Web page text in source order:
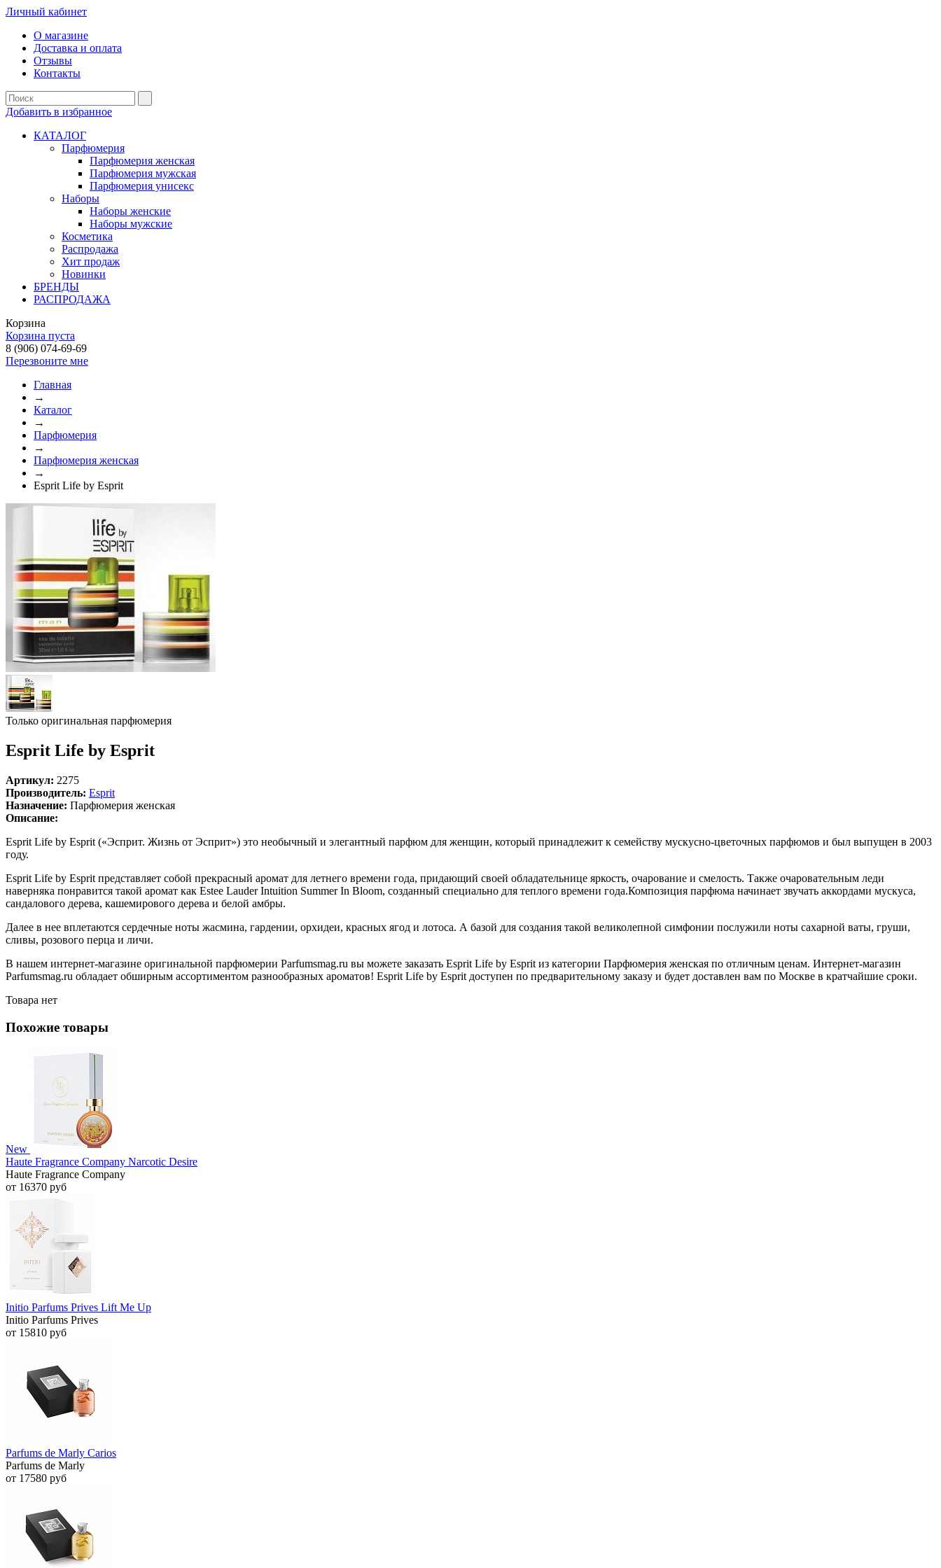
Личный кабинет
О магазине
Доставка и оплата
Отзывы
Контакты
Добавить в избранное
КАТАЛОГ
Парфюмерия
Парфюмерия женская
Парфюмерия мужская
Парфюмерия унисекс
Наборы
Наборы женские
Наборы мужские
Косметика
Распродажа
Хит продаж
Новинки
БРЕНДЫ
РАСПРОДАЖА
Корзина
Корзина пуста
8 (906) 074-69-69
Перезвоните мне
Главная
→
Каталог
→
Парфюмерия
→
Парфюмерия женская
→
Esprit Life by Esprit
Только оригинальная парфюмерия
Esprit Life by Esprit
Артикул: 2275
Производитель: Esprit
Назначение: Парфюмерия женская
Описание:
Esprit Life by Esprit («Эсприт. Жизнь от Эсприт») это необычный и элегантный парфюм для женщин, который принадлежит к семейству мускусно-цветочных парфюмов и был выпущен в 2003
году.
Esprit Life by Esprit представляет собой прекрасный аромат для летнего времени года, придающий своей обладательнице яркость, очарование и смелость. Также очаровательным леди
наверняка понравится такой аромат как Estee Lauder Intuition Summer In Bloom, созданный специально для теплого времени года.Композиция парфюма начинает звучать аккордами мускуса,
сандалового дерева, кашемирового дерева и белой амбры.
Далее в нее вплетаются сердечные ноты жасмина, гардении, орхидеи, красных ягод и лотоса. А базой для создания такой великолепной симфонии послужили ноты сахарной ваты, груши,
сливы, розового перца и личи.
В нашем интернет-магазине оригинальной парфюмерии Parfumsmag.ru вы можете заказать Esprit Life by Esprit из категории Парфюмерия женская по отличным ценам. Интернет-магазин
Parfumsmag.ru обладает обширным ассортиментом разнообразных ароматов! Esprit Life by Esprit доступен по предварительному заказу и будет доставлен вам по Москве в кратчайшие сроки.
Товара нет
Похожие товары
New
Haute Fragrance Company Narcotic Desire
Haute Fragrance Company
от 16370 руб
Initio Parfums Prives Lift Me Up
Initio Parfums Prives
от 15810 руб
Parfums de Marly Carios
Parfums de Marly
от 17580 руб